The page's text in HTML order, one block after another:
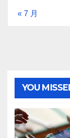
« 7 月
YOU